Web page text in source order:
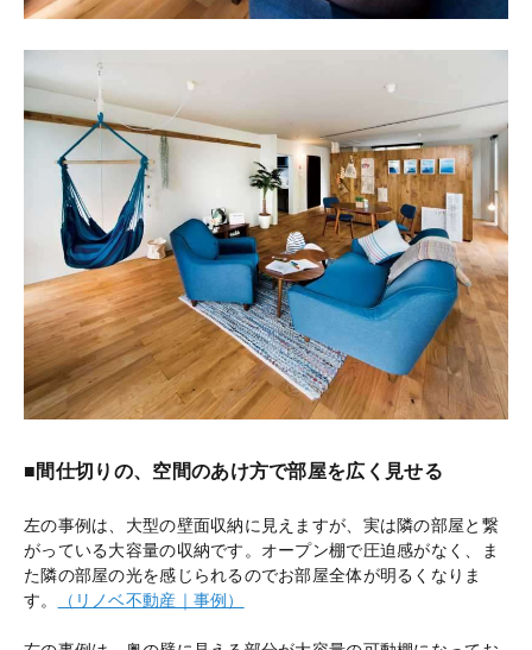
■間仕切りの、空間のあけ方で部屋を広く見せる
左の事例は、大型の壁面収納に見えますが、実は隣の部屋と繋
がっている大容量の収納です。オープン棚で圧迫感がなく、ま
た隣の部屋の光を感じられるのでお部屋全体が明るくなりま
す。
（リノベ不動産｜事例）